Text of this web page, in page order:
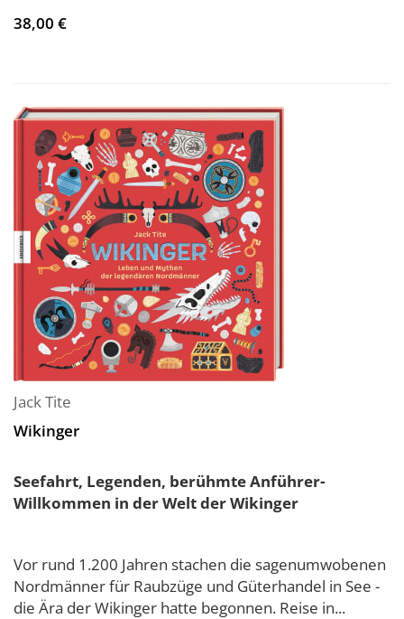
38,00 €
Jack Tite
Wikinger
Seefahrt, Legenden, berühmte Anführer-
Willkommen in der Welt der Wikinger
Vor rund 1.200 Jahren stachen die sagenumwobenen
Nordmänner für Raubzüge und Güterhandel in See -
die Ära der Wikinger hatte begonnen. Reise in...